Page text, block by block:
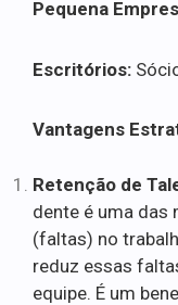
Pequena
Escritórios:
Vantagens
Retenção de
dente é uma das
(faltas) no
reduz essas
equipe. É um